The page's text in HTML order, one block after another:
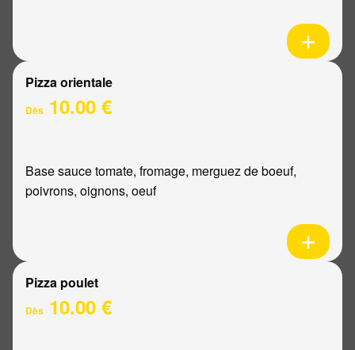
Pizza orientale
Dès 10.00 €
Base sauce tomate, fromage, merguez de boeuf,
poivrons, oignons, oeuf
Pizza poulet
Dès 10.00 €